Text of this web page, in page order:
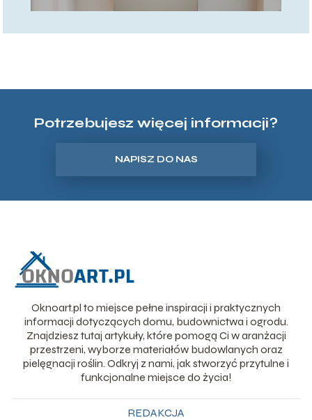
Potrzebujesz więcej informacji?
NAPISZ DO NAS
Oknoart.pl to miejsce pełne inspiracji i praktycznych
informacji dotyczących domu, budownictwa i ogrodu.
Znajdziesz tutaj artykuły, które pomogą Ci w aranżacji
przestrzeni, wyborze materiałów budowlanych oraz
pielęgnacji roślin. Odkryj z nami, jak stworzyć przytulne i
funkcjonalne miejsce do życia!
REDAKCJA